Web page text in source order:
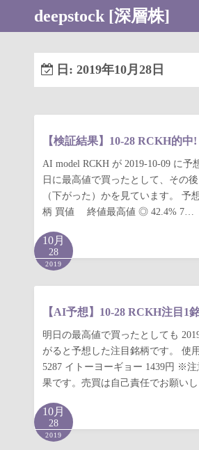
deepstock [深層株]
日: 2019年10月28日
【検証結果】10-28 RCKH的中
AI model RCKH が 2019-10-09 に
日に最高値で買ったとして、その
（下がった）かを見ています。 予
柄 買値 終値最高値 ◎ 42.4% 7…
10月
28
2019
【AI予想】10-28 RCKH注目1
明日の最高値で買ったとしても
がると予想した注目銘柄です。
5287 イトーヨーギョー 1439円 ※
果です。売買は自己責任でお願い
10月
28
2019